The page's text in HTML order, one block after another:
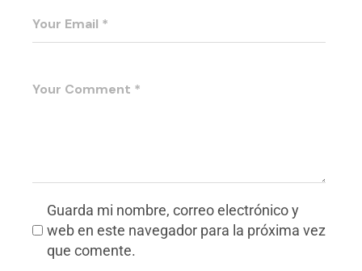
Guarda mi nombre, correo electrónico y
web en este navegador para la próxima vez
que comente.